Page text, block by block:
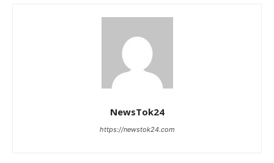
NewsTok24
https://newstok24.com